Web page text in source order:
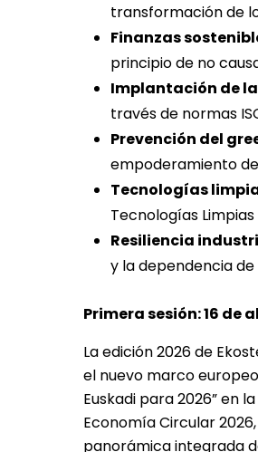
transformación de
Finanzas
principio de no
Implantación de
través de normas
Prevención del
empoderamiento
Tecnologías
Tecnologías
Resiliencia
y la dependencia
Primera sesión: 16 de
La edición 2026 de
el nuevo marco
Euskadi para 2026” en
Economía Circular
panorámica integrada